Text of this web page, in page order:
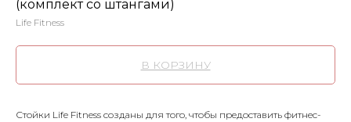
(комплект со штангами)
Life Fitness
В КОРЗИНУ
Стойки Life Fitness созданы для того, чтобы предоставить фитнес-